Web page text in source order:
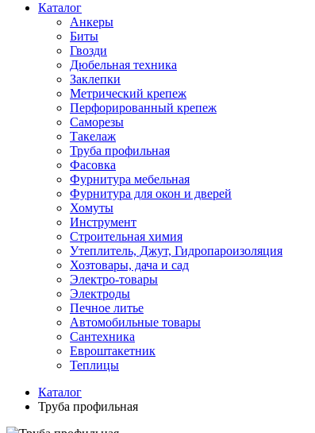
Каталог
Анкеры
Биты
Гвозди
Дюбельная техника
Заклепки
Метрический крепеж
Перфорированный крепеж
Саморезы
Такелаж
Труба профильная
Фасовка
Фурнитура мебельная
Фурнитура для окон и дверей
Хомуты
Инструмент
Строительная химия
Утеплитель, Джут, Гидропароизоляция
Хозтовары, дача и сад
Электро-товары
Электроды
Печное литье
Автомобильные товары
Сантехника
Евроштакетник
Теплицы
Каталог
Труба профильная